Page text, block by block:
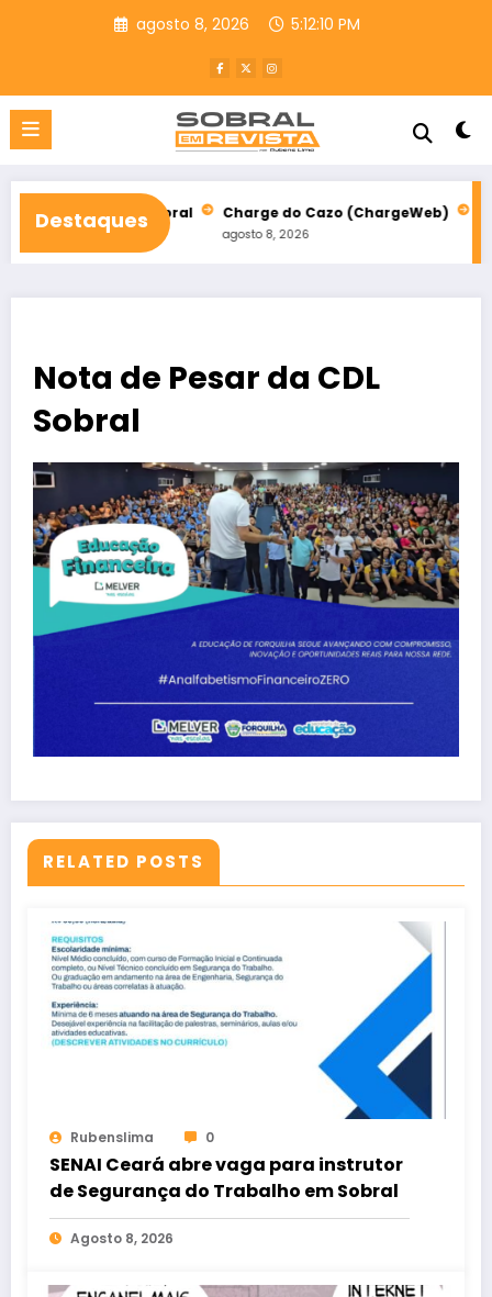
agosto 8, 2026 5:12:11 PM
Destaques
em Sobral Charge do Cazo (ChargeWeb)
agosto 8, 2026
Festival da
Nota de Pesar da CDL
Sobral
RELATED POSTS
Rubenslima 0
SENAI Ceará abre vaga para instrutor
de Segurança do Trabalho em Sobral
Agosto 8, 2026